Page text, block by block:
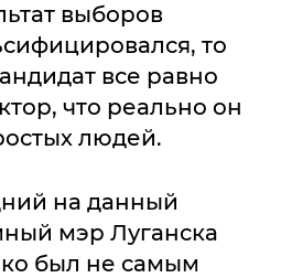
выборов
то
все равно
что реально он
людей.
на данный
мэр Луганска
был не самым